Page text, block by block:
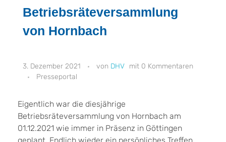
Betriebsräteversammlung
von Hornbach
3. Dezember 2021 DHV
0 Kommentaren
Presseportal
Eigentlich war die diesjährige
Betriebsräteversammlung von Hornbach am
01.12.2021 wie immer in Präsenz in Göttingen
geplant. Endlich wieder ein persönliches Treffen,